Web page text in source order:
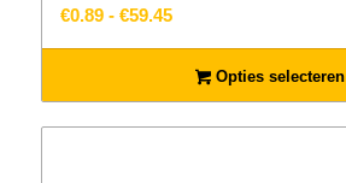
€0.89 - €59.45Prijsklasse:
€59.45
Opties selecteren